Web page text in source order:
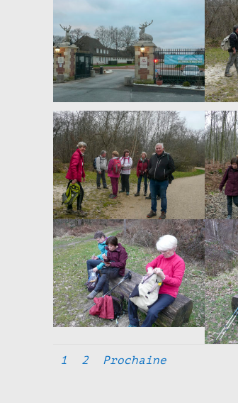
1 2 Prochaine